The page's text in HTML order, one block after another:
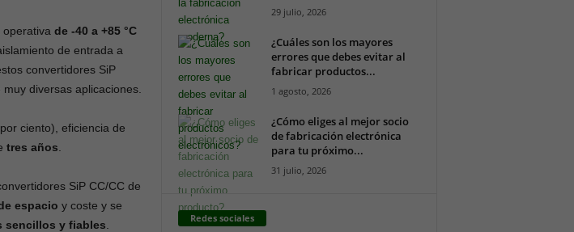
de -40 a +85 °C
de entrada a
convertidores SiP
diversas aplicaciones.
ciento), eficiencia de
tres años
SiP CC/CC de
espacio y coste y se
sencillos y fiables
29 julio, 2026
¿Cuáles son los mayores
errores que debes evitar al
fabricar productos...
1 agosto, 2026
¿Cómo eliges al mejor socio
de fabricación electrónica
para tu próximo...
31 julio, 2026
Redes sociales